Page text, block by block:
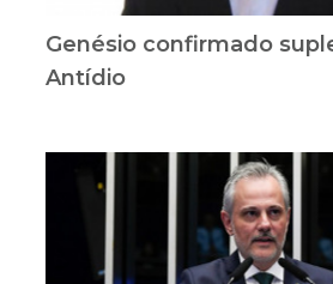
Genésio confirmado
Antídio